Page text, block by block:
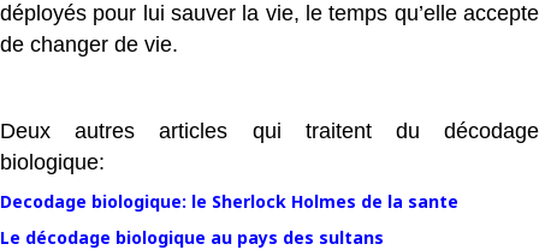
déployés pour lui sauver la vie, le temps qu’elle accepte
de changer de vie.
Deux autres articles qui traitent du décodage
biologique:
Decodage biologique: le Sherlock Holmes de la sante
Le décodage biologique au pays des sultans